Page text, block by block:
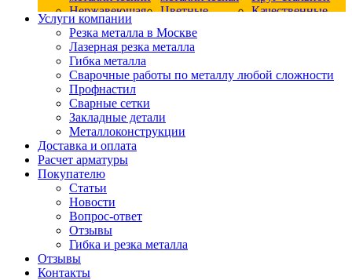
Нержавеющая
сталь
Квадрат
нержавеющий
никельсодержащий
Круг
нержавеющий
безникелевый
жаропрочный
Круг
нержавеющий
никельсодержащий
Шестигранник
нержавеющий
никельсодержащий
Шестигранник
нержавеющий
безникелевый
Цветные
Шестигранник
дюралевый
дюралевый
Качественные
Услуги компании
Резка металла в Москве
Лазерная резка металла
Гибка металла
Сварочные работы по металлу любой сложности
Профнастил
Сварные сетки
Закладные детали
Металлоконструкции
Доставка и оплата
Расчет арматуры
Покупателю
Статьи
Новости
Вопрос-ответ
Отзывы
Гибка и резка металла
Отзывы
Контакты